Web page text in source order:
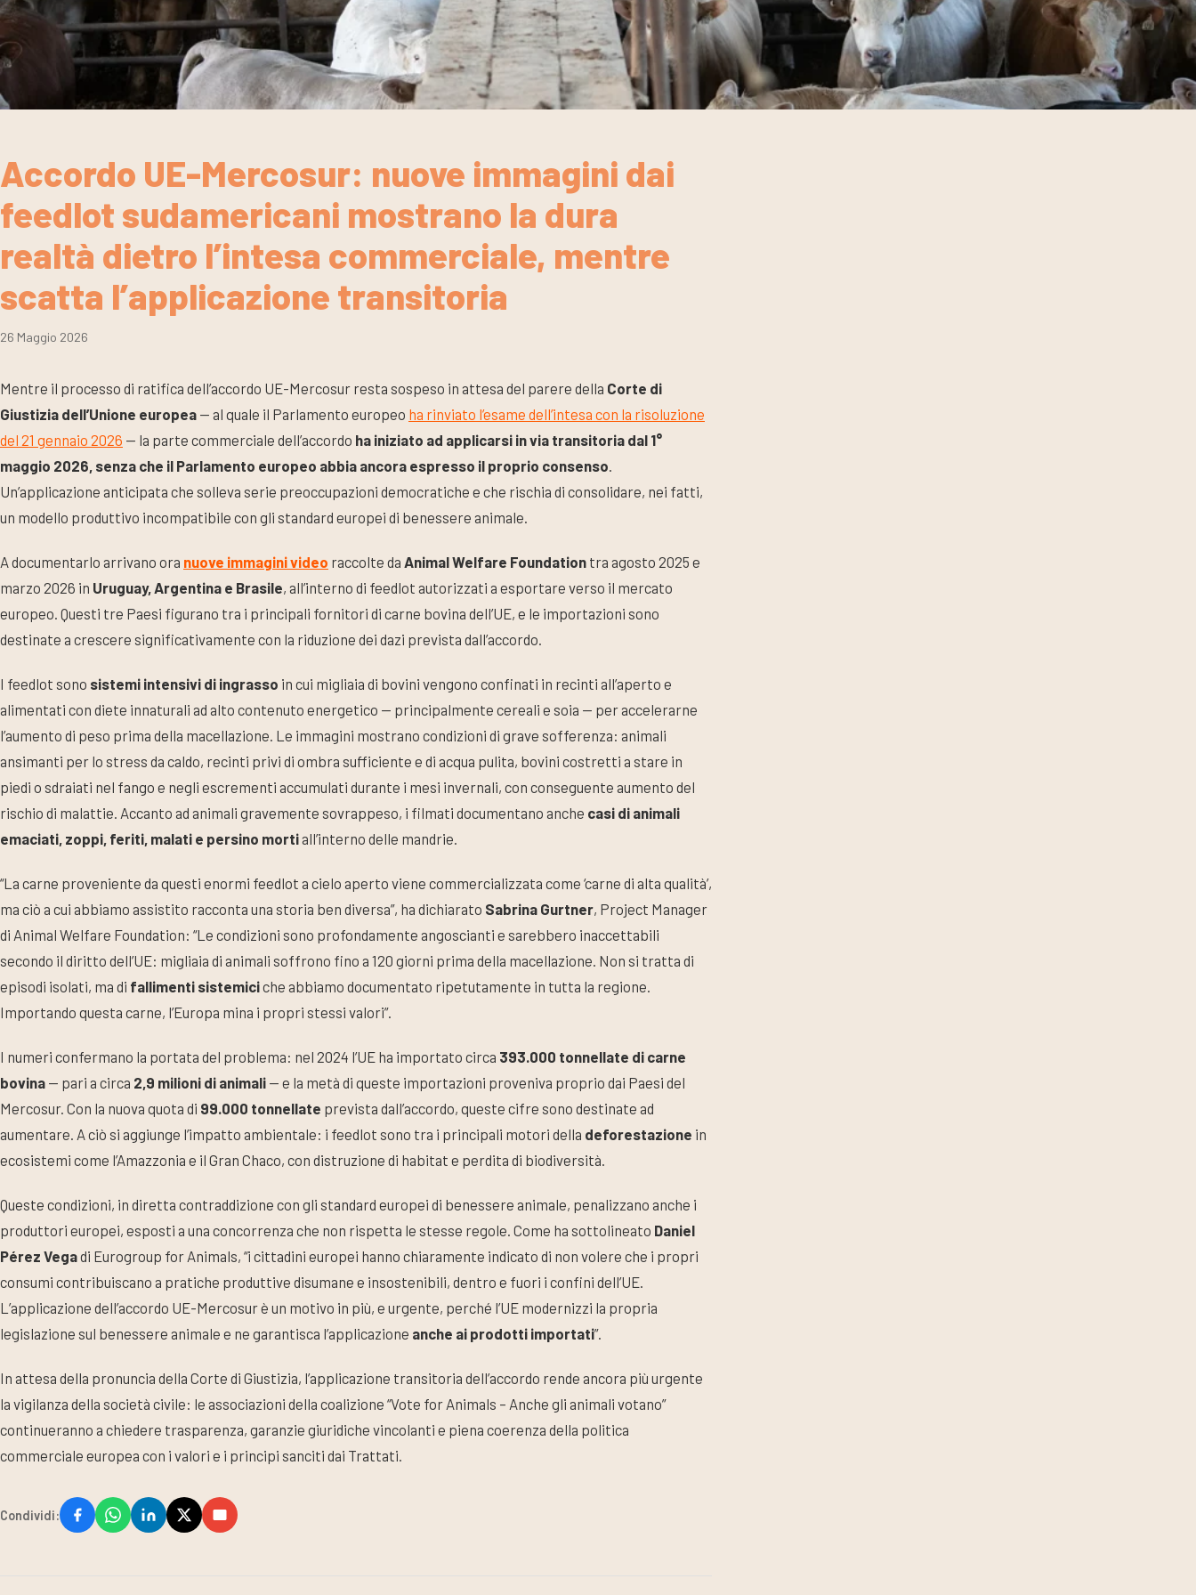
Accordo UE-Mercosur: nuove immagini dai
feedlot sudamericani mostrano la dura
realtà dietro l’intesa commerciale, mentre
scatta l’applicazione transitoria
26 Maggio 2026
Mentre il processo di ratifica dell’accordo UE-Mercosur resta sospeso in attesa del parere della Corte di
Giustizia dell’Unione europea — al quale il Parlamento europeo ha rinviato l’esame dell’intesa con la risoluzione
del 21 gennaio 2026 — la parte commerciale dell’accordo ha iniziato ad applicarsi in via transitoria dal 1°
maggio 2026, senza che il Parlamento europeo abbia ancora espresso il proprio consenso.
Un’applicazione anticipata che solleva serie preoccupazioni democratiche e che rischia di consolidare, nei fatti,
un modello produttivo incompatibile con gli standard europei di benessere animale.
A documentarlo arrivano ora nuove immagini video raccolte da Animal Welfare Foundation tra agosto 2025 e
marzo 2026 in Uruguay, Argentina e Brasile, all’interno di feedlot autorizzati a esportare verso il mercato
europeo. Questi tre Paesi figurano tra i principali fornitori di carne bovina dell’UE, e le importazioni sono
destinate a crescere significativamente con la riduzione dei dazi prevista dall’accordo.
I feedlot sono sistemi intensivi di ingrasso in cui migliaia di bovini vengono confinati in recinti all’aperto e
alimentati con diete innaturali ad alto contenuto energetico — principalmente cereali e soia — per accelerarne
l’aumento di peso prima della macellazione. Le immagini mostrano condizioni di grave sofferenza: animali
ansimanti per lo stress da caldo, recinti privi di ombra sufficiente e di acqua pulita, bovini costretti a stare in
piedi o sdraiati nel fango e negli escrementi accumulati durante i mesi invernali, con conseguente aumento del
rischio di malattie. Accanto ad animali gravemente sovrappeso, i filmati documentano anche casi di animali
emaciati, zoppi, feriti, malati e persino mortiall’interno delle mandrie.
“La carne proveniente da questi enormi feedlot a cielo aperto viene commercializzata come ‘carne di alta qualità’,
ma ciò a cui abbiamo assistito racconta una storia ben diversa”, ha dichiarato Sabrina Gurtner, Project Manager
di Animal Welfare Foundation: “Le condizioni sono profondamente angoscianti e sarebbero inaccettabili
secondo il diritto dell’UE: migliaia di animali soffrono fino a 120 giorni prima della macellazione. Non si tratta di
episodi isolati, ma di fallimenti sistemiciche abbiamo documentato ripetutamente in tutta la regione.
Importando questa carne, l’Europa mina i propri stessi valori”.
I numeri confermano la portata del problema: nel 2024 l’UE ha importato circa 393.000 tonnellate di carne
bovina — pari a circa 2,9 milioni di animali — e la metà di queste importazioni proveniva proprio dai Paesi del
Mercosur. Con la nuova quota di 99.000 tonnellate prevista dall’accordo, queste cifre sono destinate ad
aumentare. A ciò si aggiunge l’impatto ambientale: i feedlot sono tra i principali motori della deforestazione in
ecosistemi come l’Amazzonia e il Gran Chaco, con distruzione di habitat e perdita di biodiversità.
Queste condizioni, in diretta contraddizione con gli standard europei di benessere animale, penalizzano anche i
produttori europei, esposti a una concorrenza che non rispetta le stesse regole. Come ha sottolineato Daniel
Pérez Vegadi Eurogroup for Animals, “i cittadini europei hanno chiaramente indicato di non volere che i propri
consumi contribuiscano a pratiche produttive disumane e insostenibili, dentro e fuori i confini dell’UE.
L’applicazione dell’accordo UE-Mercosur è un motivo in più, e urgente, perché l’UE modernizzi la propria
legislazione sul benessere animale e ne garantisca l’applicazione anche ai prodotti importati”.
In attesa della pronuncia della Corte di Giustizia, l’applicazione transitoria dell’accordo rende ancora più urgente
la vigilanza della società civile: le associazioni della coalizione “Vote for Animals – Anche gli animali votano”
continueranno a chiedere trasparenza, garanzie giuridiche vincolanti e piena coerenza della politica
commerciale europea con i valori e i principi sanciti dai Trattati.
Condividi: